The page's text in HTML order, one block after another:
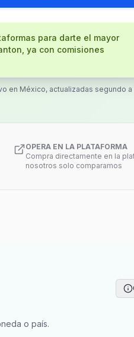
para darte el mayor
ya con comisiones
en México, actualizadas segundo a
OPERA EN LA PLATAFORMA
Compra directamente en la
nosotros solo comparamos
o país.